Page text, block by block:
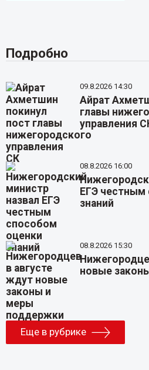
Подробно
09.8.2026 14:30
Айрат
главы
управления
08.8.2026 16:00
ЕГЭ честным
знаний
08.8.2026 15:30
новые
Еще в рубрике